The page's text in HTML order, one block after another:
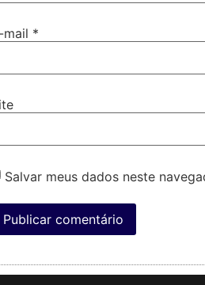
mail *
Salvar meus dados neste